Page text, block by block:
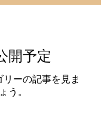
開予定
ーの記事を見ま
う。